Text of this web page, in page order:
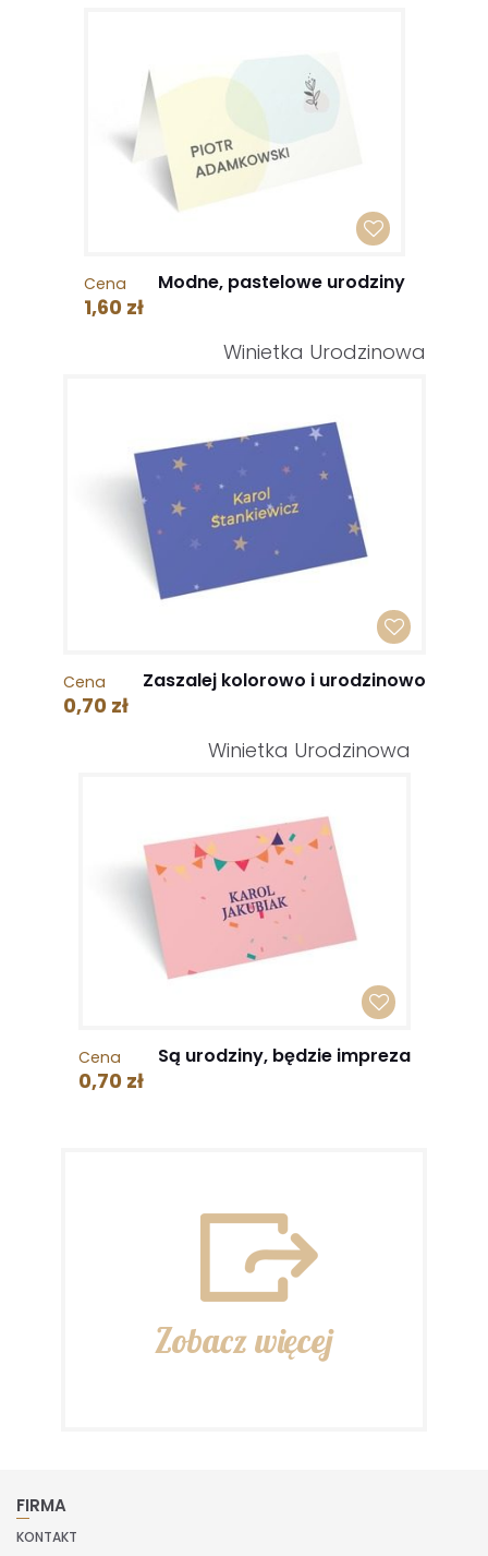
Cena
1,60 zł
Modne, pastelowe urodziny
Winietka Urodzinowa
Cena
0,70 zł
Zaszalej kolorowo i urodzinowo
Winietka Urodzinowa
Cena
0,70 zł
Są urodziny, będzie impreza
Zobacz więcej
FIRMA
KONTAKT